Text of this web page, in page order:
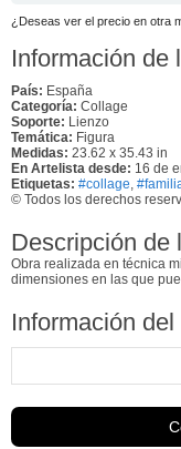
¿Deseas ver el precio en otra
Información de
País: España
Categoría: Collage
Soporte: Lienzo
Temática: Figura
Medidas: 23.62 x 35.43 in
En Artelista desde: 16 de
Etiquetas: #collage,
© Todos los derechos
Descripción de
Obra realizada en técnica
dimensiones en las que
Información